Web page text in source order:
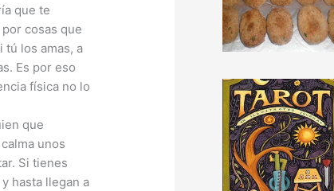
que te
cosas que
tú los amas, a
Es por eso
física no lo
que
unos
Si tienes
hasta llegan a